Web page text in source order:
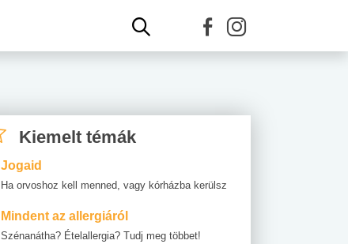
Kiemelt témák
Jogaid
Ha orvoshoz kell menned, vagy kórházba kerülsz
Mindent az allergiáról
Szénanátha? Ételallergia? Tudj meg többet!